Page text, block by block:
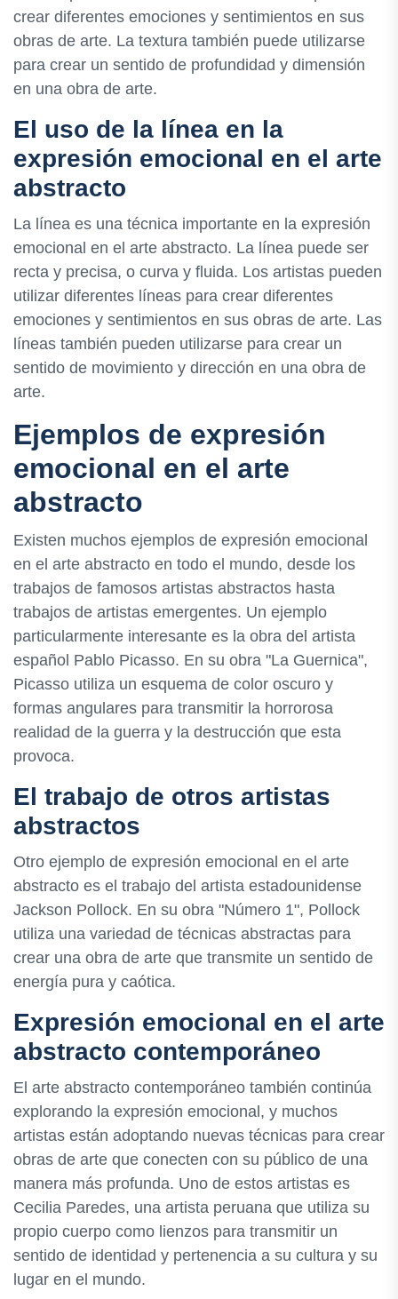
crear diferentes emociones y sentimientos en sus
obras de arte. La textura también puede utilizarse
para crear un sentido de profundidad y dimensión
en una obra de arte.
El uso de la línea en la
expresión emocional en el arte
abstracto
La línea es una técnica importante en la expresión
emocional en el arte abstracto. La línea puede ser
recta y precisa, o curva y fluida. Los artistas pueden
utilizar diferentes líneas para crear diferentes
emociones y sentimientos en sus obras de arte. Las
líneas también pueden utilizarse para crear un
sentido de movimiento y dirección en una obra de
arte.
Ejemplos de expresión
emocional en el arte
abstracto
Existen muchos ejemplos de expresión emocional
en el arte abstracto en todo el mundo, desde los
trabajos de famosos artistas abstractos hasta
trabajos de artistas emergentes. Un ejemplo
particularmente interesante es la obra del artista
español Pablo Picasso. En su obra "La Guernica",
Picasso utiliza un esquema de color oscuro y
formas angulares para transmitir la horrorosa
realidad de la guerra y la destrucción que esta
provoca.
El trabajo de otros artistas
abstractos
Otro ejemplo de expresión emocional en el arte
abstracto es el trabajo del artista estadounidense
Jackson Pollock. En su obra "Número 1", Pollock
utiliza una variedad de técnicas abstractas para
crear una obra de arte que transmite un sentido de
energía pura y caótica.
Expresión emocional en el arte
abstracto contemporáneo
El arte abstracto contemporáneo también continúa
explorando la expresión emocional, y muchos
artistas están adoptando nuevas técnicas para crear
obras de arte que conecten con su público de una
manera más profunda. Uno de estos artistas es
Cecilia Paredes, una artista peruana que utiliza su
propio cuerpo como lienzos para transmitir un
sentido de identidad y pertenencia a su cultura y su
lugar en el mundo.